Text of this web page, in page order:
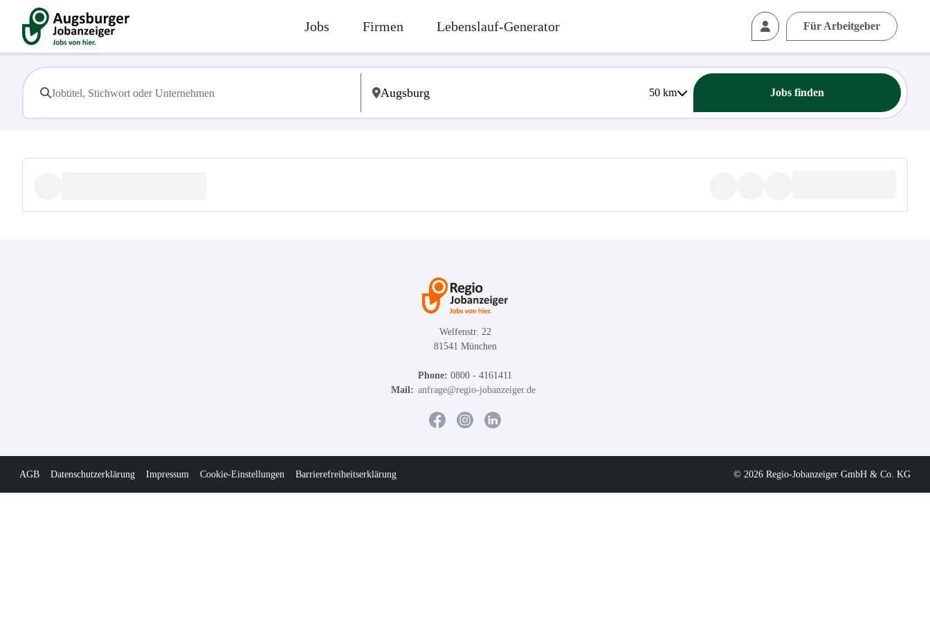
Jobs Firmen Lebenslauf-Generator Für Arbeitgeber
50km Jobs finden
Welfenstr. 22
81541 München
Phone: 0800 - 4161411
Mail: anfrage@regio-jobanzeiger.de
AGB Datenschutzerklärung Impressum Cookie-Einstellungen Barrierefreiheitserklärung © 2026 Regio-Jobanzeiger GmbH & Co. KG